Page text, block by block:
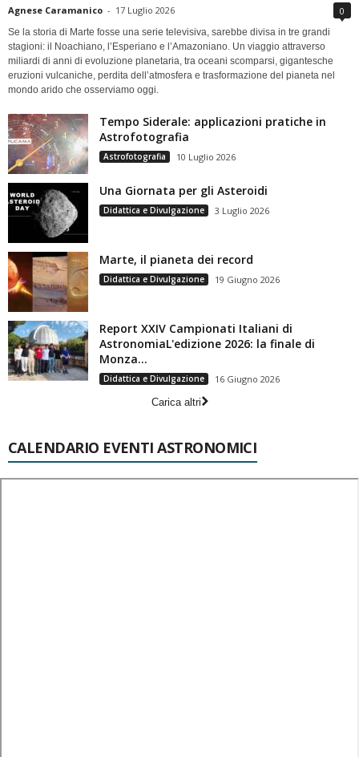
Agnese Caramanico - 17 Luglio 2026 0
Se la storia di Marte fosse una serie televisiva, sarebbe divisa in tre grandi
stagioni: il Noachiano, l’Esperiano e l’Amazoniano. Un viaggio attraverso
miliardi di anni di evoluzione planetaria, tra oceani scomparsi, gigantesche
eruzioni vulcaniche, perdita dell’atmosfera e trasformazione del pianeta nel
mondo arido che osserviamo oggi.
Tempo Siderale: applicazioni pratiche in
Astrofotografia
Astrofotografia 10 Luglio 2026
Una Giornata per gli Asteroidi
Didattica e Divulgazione 3 Luglio 2026
Marte, il pianeta dei record
Didattica e Divulgazione 19 Giugno 2026
Report XXIV Campionati Italiani di
AstronomiaL'edizione 2026: la finale di
Monza...
Didattica e Divulgazione
16 Giugno 2026
Carica altri
CALENDARIO EVENTI ASTRONOMICI